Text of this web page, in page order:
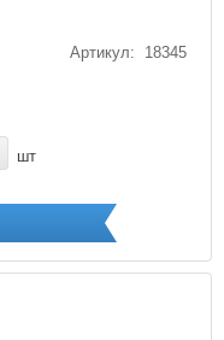
Артикул: 18345
шт